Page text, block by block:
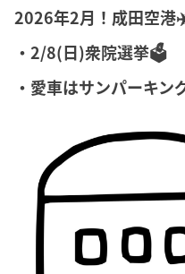
2026年2月！成田空港
・2/8(日)衆院選挙🗳️
・愛車はサンパーキ